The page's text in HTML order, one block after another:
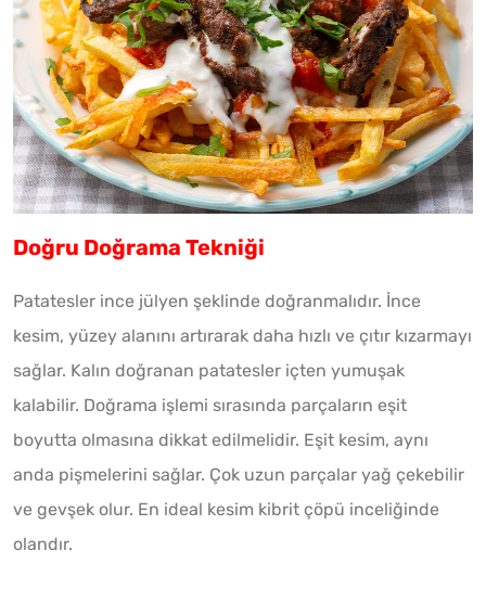
Doğru Doğrama Tekniği
Patatesler ince jülyen şeklinde doğranmalıdır. İnce
kesim, yüzey alanını artırarak daha hızlı ve çıtır kızarmayı
sağlar. Kalın doğranan patatesler içten yumuşak
kalabilir. Doğrama işlemi sırasında parçaların eşit
boyutta olmasına dikkat edilmelidir. Eşit kesim, aynı
anda pişmelerini sağlar. Çok uzun parçalar yağ çekebilir
ve gevşek olur. En ideal kesim kibrit çöpü inceliğinde
olandır.